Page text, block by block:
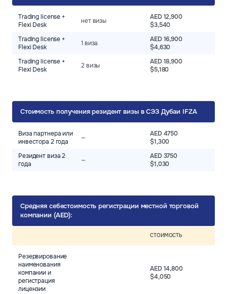
Trading license +
Flexi Desk
нет визы
AED 12,900
$3,540
Trading license +
Flexi Desk
1 виза
AED 16,900
$4,630
Trading license +
Flexi Desk
2 визы
AED 18,900
$5,180
Стоимость получения резидент визы в СЭЗ Дубаи IFZA
Виза партнера или
инвестора 2 года
—
AED 4750
$1,300
Резидент виза 2
года
—
AED 3750
$1,030
Средняя себестоимость регистрации местной торговой
компании (AED):
СТОИМОСТЬ
Резервирование
наименования
компании и
регистрация
лицензии
AED 14,800
$4,050